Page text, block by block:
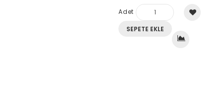
Adet
SEPETE EKLE